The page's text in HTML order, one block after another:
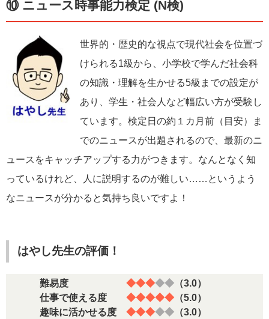
⑩ ニュース時事能力検定 (N検)
世界的・歴史的な視点で現代社会を位置づ
けられる1級から、小学校で学んだ社会科
の知識・理解を生かせる5級までの設定が
あり、学生・社会人など幅広い方が受験し
ています。検定日の約１カ月前（目安）ま
でのニュースが出題されるので、最新のニ
ュースをキャッチアップする力がつきます。なんとなく知
っているけれど、人に説明するのが難しい……というよう
なニュースが分かると気持ち良いですよ！
はやし先生の評価！
難易度 ◆◆◆◆◆ （3.0）
仕事で使える度 ◆◆◆◆◆ （5.0）
趣味に活かせる度 ◆◆◆◆◆ （3.0）